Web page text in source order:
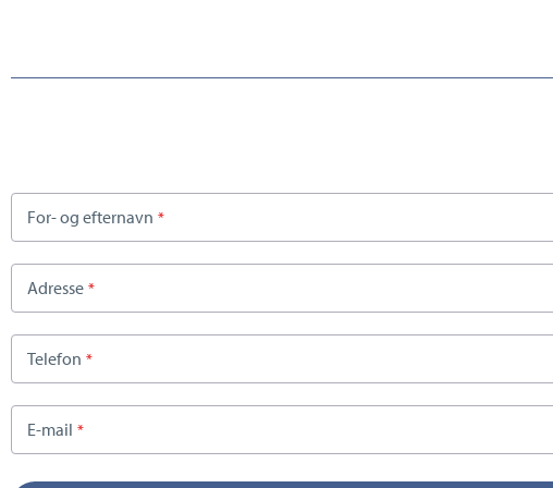
For- og efternavn
Adresse
Telefon
E-mail